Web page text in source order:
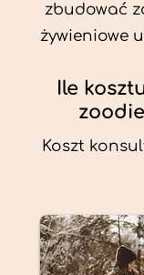
zbudować
żywieniowe
Ile
Koszt